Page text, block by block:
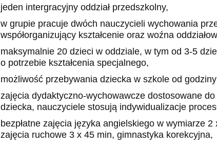
jeden intergracyjny oddział przedszkolny,
w grupie pracuje dwóch nauczycieli wychowania
współorganizujący kształcenie oraz woźna
maksymalnie 20 dzieci w oddziale, w tym od 3-5
o potrzebie kształcenia specjalnego,
możliwość przebywania dziecka w szkole od
zajęcia dydaktyczno-wychowawcze dostosowane
dziecka, nauczyciele stosują indywidualizacje
bezpłatne zajęcia języka angielskiego
zajęcia ruchowe 3 x 45 min, gimnastyka korekcyjna,